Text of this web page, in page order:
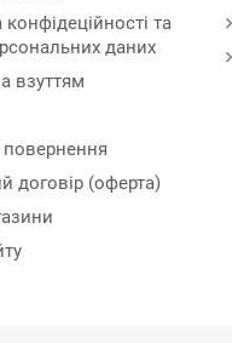
конфідеційності та
даних
взуттям
повернення
договір (оферта)